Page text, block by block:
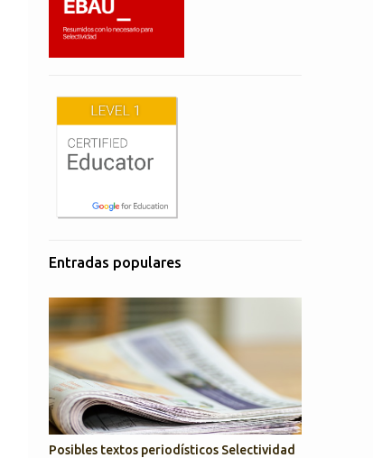
Entradas populares
Posibles textos periodísticos Selectividad